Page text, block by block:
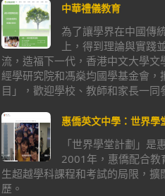
中華禮儀教育
為了讓學界在中國傳
上，得到理論與實踐
流，造福下一代，香港中文大學
經學研究院和馮燊均國學基金會
目」，歡迎學校、教師和家長一同
惠僑英文中學：世界學
「世界學堂計劃」
2001年，惠僑配合教
生超越學科課程和考試的局限，
歷。